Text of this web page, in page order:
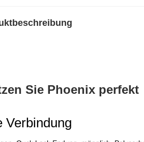
Sie Phoenix perfekt
Verbindung